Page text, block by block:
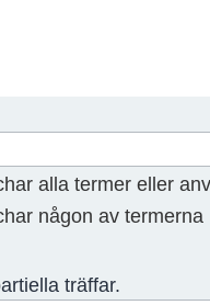
alla termer eller
någon av termerna
träffar.